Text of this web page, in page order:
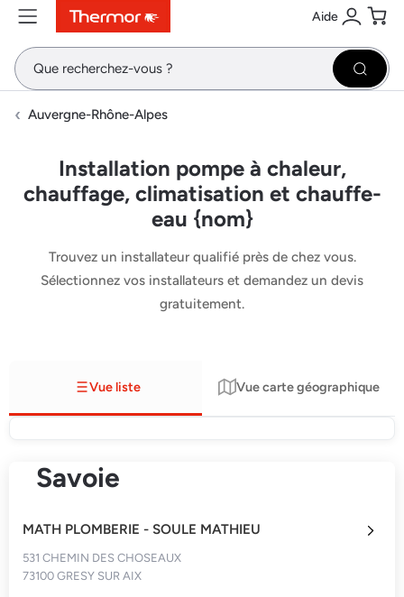
ContenuMenuRecherche Aide
Se
Auvergne-Rhône-Alpes
Installation pompe à chaleur,
chauffage, climatisation et chauffe-
eau {nom}
Trouvez un installateur qualifié près de chez vous.
Sélectionnez vos installateurs et demandez un devis
gratuitement.
Vue liste Vue carte géographique
Savoie
MATH PLOMBERIE - SOULE MATHIEU
531 CHEMIN DES CHOSEAUX
73100 GRESY SUR AIX